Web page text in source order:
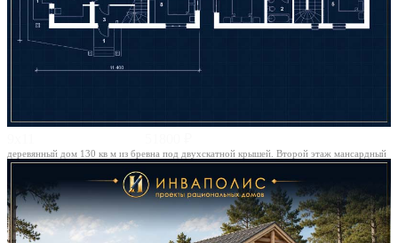
деревянный дом 130 кв м из бревна под двухскатной крышей. Второй этаж мансардный